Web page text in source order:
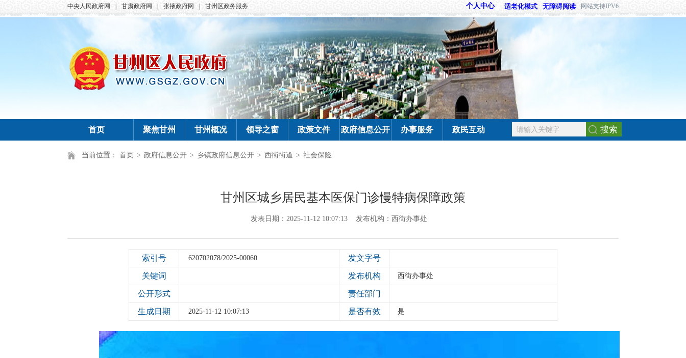
中央人民政府网 甘肃政府网 张掖政府网 甘州区政务服务 网站支持IPV6
无障碍阅读
适老化模式
个人中心
首页 聚焦甘州 甘州概况 领导之窗 政策文件 政府信息公开 办事服务 政民互动 搜索
当前位置： 首页 > 政府信息公开 > 乡镇政府信息公开 > 西街街道 > 社会保险
甘州区城乡居民基本医保门诊慢特病保障政策
发表日期：2025-11-12 10:07:13 发布机构：西街办事处
索引号 620702078/2025-00060 发文字号
关键词 发布机构 西街办事处
公开形式 责任部门
生成日期 2025-11-12 10:07:13 是否有效 是